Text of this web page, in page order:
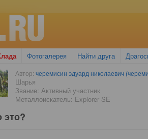
Фотогалерея Найти друга
Автор: черемисин эдуард николаевич
Шарья
Звание: Активный участник
Металлоискатель: Explorer SE
это?